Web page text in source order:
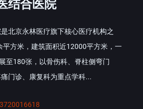
结合医院
北京永林医疗旗下核心医疗机构之
方米，建筑面积近12000平方米，一
至180张，以骨伤科、脊柱侧弯门
门诊、康复科为重点学科...